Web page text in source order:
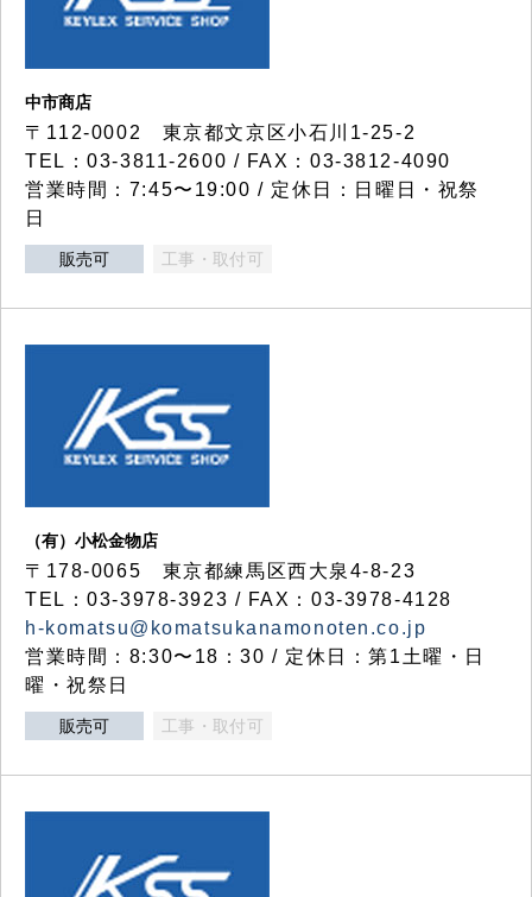
中市商店
〒112-0002 東京都文京区小石川1-25-2
TEL：03-3811-2600 / FAX：03-3812-4090
営業時間：7:45〜19:00 / 定休日：日曜日・祝祭
日
販売可 工事・取付可
（有）小松金物店
〒178-0065 東京都練馬区西大泉4-8-23
TEL：03-3978-3923 / FAX：03-3978-4128
h-komatsu@komatsukanamonoten.co.jp
営業時間：8:30〜18：30 / 定休日：第1土曜・日
曜・祝祭日
販売可 工事・取付可